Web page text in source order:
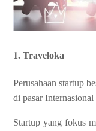
1. Traveloka
Perusahaan startup
di pasar
Startup yang fokus